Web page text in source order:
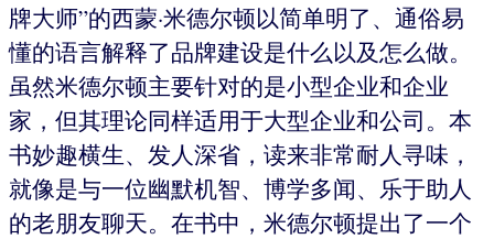
牌大师”的西蒙·米德尔顿以简单明了、通俗易
懂的语言解释了品牌建设是什么以及怎么做。
虽然米德尔顿主要针对的是小型企业和企业
家，但其理论同样适用于大型企业和公司。本
书妙趣横生、发人深省，读来非常耐人寻味，
就像是与一位幽默机智、博学多闻、乐于助人
的老朋友聊天。在书中，米德尔顿提出了一个